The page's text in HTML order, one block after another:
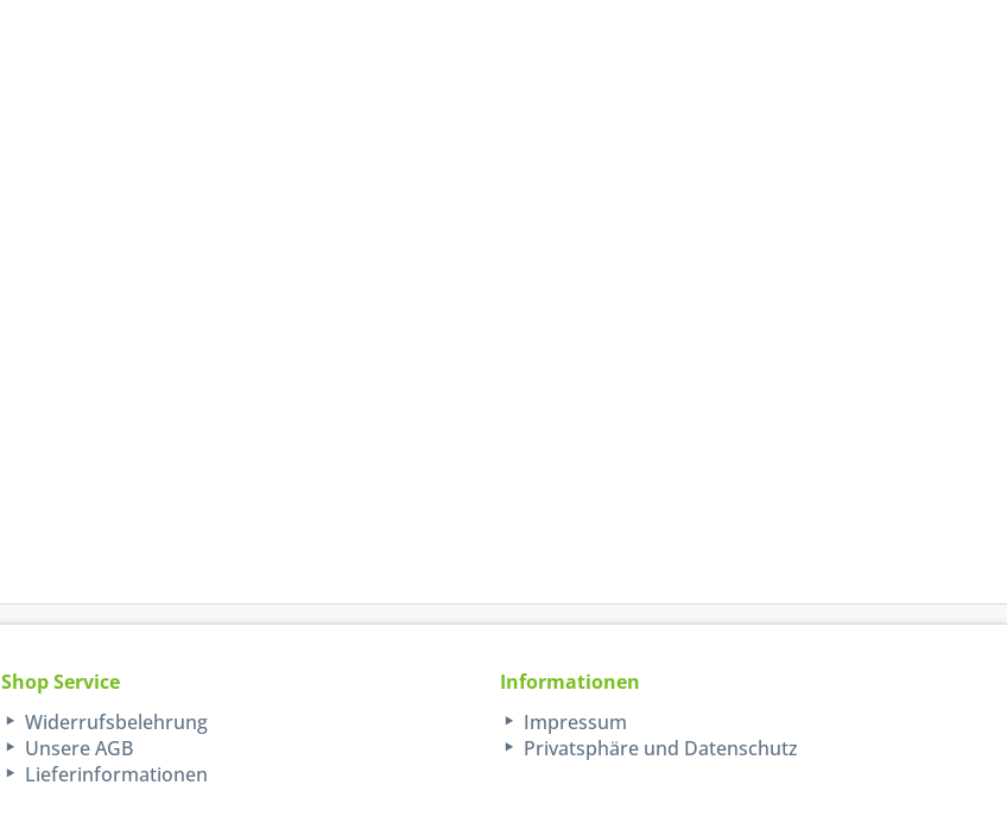
Shop Service
Widerrufsbelehrung
Unsere AGB
Lieferinformationen
Informationen
Impressum
Privatsphäre und Datenschutz